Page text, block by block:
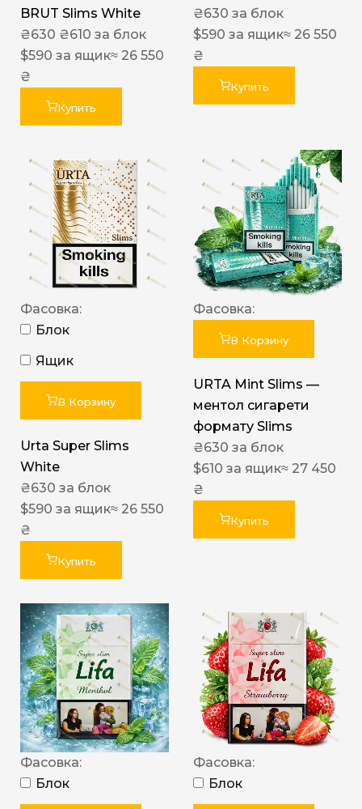
BRUT Slims White
₴630 ₴610 за блок
$590 за ящик≈ 26 550
₴
Купить
₴630 за блок
$590 за ящик≈ 26 550
₴
Купить
Фасовка:
Блок
Ящик
В Корзину
Urta Super Slims
White
₴630 за блок
$590 за ящик≈ 26 550
₴
Купить
Фасовка:
В Корзину
URTA Mint Slims —
ментол сигарети
формату Slims
₴630 за блок
$610 за ящик≈ 27 450
₴
Купить
Фасовка:
Блок
Фасовка:
Блок